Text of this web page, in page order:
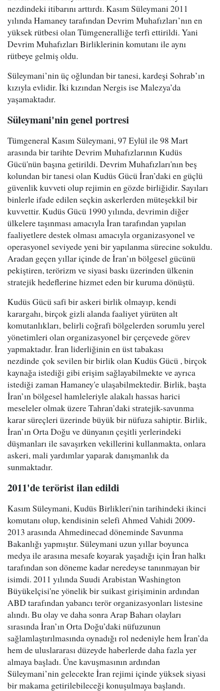
nezdindeki itibarını arttırdı. Kasım Süleymani 2011
yılında Hamaney tarafından Devrim Muhafızları’nın en
yüksek rütbesi olan Tümgeneralliğe terfi ettirildi. Yani
Devrim Muhafızları Birliklerinin komutanı ile aynı
rütbeye gelmiş oldu.
Süleymani’nin üç oğlundan bir tanesi, kardeşi Sohrab’ın
kızıyla evlidir. İki kızından Nergis ise Malezya’da
yaşamaktadır.
Süleymani'nin genel portresi
Tümgeneral Kasım Süleymani, 97 Eylül ile 98 Mart
arasında bir tarihte Devrim Muhafızlarının Kudüs
Gücü'nün başına getirildi. Devrim Muhafızları'nın beş
kolundan bir tanesi olan Kudüs Gücü İran’daki en güçlü
güvenlik kuvveti olup rejimin en gözde birliğidir. Sayıları
binlerle ifade edilen seçkin askerlerden müteşekkil bir
kuvvettir. Kudüs Gücü 1990 yılında, devrimin diğer
ülkelere taşınması amacıyla İran tarafından yapılan
faaliyetlere destek olması amacıyla organizasyonel ve
operasyonel seviyede yeni bir yapılanma sürecine sokuldu.
Aradan geçen yıllar içinde de İran’ın bölgesel gücünü
pekiştiren, terörizm ve siyasi baskı üzerinden ülkenin
stratejik hedeflerine hizmet eden bir kuruma dönüştü.
Kudüs Gücü safi bir askeri birlik olmayıp, kendi
karargahı, birçok gizli alanda faaliyet yürüten alt
komutanlıkları, belirli coğrafi bölgelerden sorumlu yerel
yönetimleri olan organizasyonel bir çerçevede görev
yapmaktadır. İran liderliğinin en üst tabakası
nezdinde çok sevilen bir birlik olan Kudüs Gücü , birçok
kaynağa istediği gibi erişim sağlayabilmekte ve ayrıca
istediği zaman Hamaney'e ulaşabilmektedir. Birlik, başta
İran’ın bölgesel hamleleriyle alakalı hassas harici
meseleler olmak üzere Tahran’daki stratejik-savunma
karar süreçleri üzerinde büyük bir nüfuza sahiptir. Birlik,
İran’ın Orta Doğu ve dünyanın çeşitli yerlerindeki
düşmanları ile savaşırken vekillerini kullanmakta, onlara
askeri, mali yardımlar yaparak danışmanlık da
sunmaktadır.
2011'de terörist ilan edildi
Kasım Süleymani, Kudüs Birlikleri'nin tarihindeki ikinci
komutanı olup, kendisinin selefi Ahmed Vahidi 2009-
2013 arasında Ahmedinecad döneminde Savunma
Bakanlığı yapmıştır. Süleymani uzun yıllar boyunca
medya ile arasına mesafe koyarak yaşadığı için İran halkı
tarafından son döneme kadar neredeyse tanınmayan bir
isimdi. 2011 yılında Suudi Arabistan Washington
Büyükelçisi'ne yönelik bir suikast girişiminin ardından
ABD tarafından yabancı terör organizasyonları listesine
alındı. Bu olay ve daha sonra Arap Baharı olayları
sırasında İran’ın Orta Doğu’daki nüfuzunun
sağlamlaştırılmasında oynadığı rol nedeniyle hem İran’da
hem de uluslararası düzeyde haberlerde daha fazla yer
almaya başladı. Üne kavuşmasının ardından
Süleymani’nin gelecekte İran rejimi içinde yüksek siyasi
bir makama getirilebileceği konuşulmaya başlandı.